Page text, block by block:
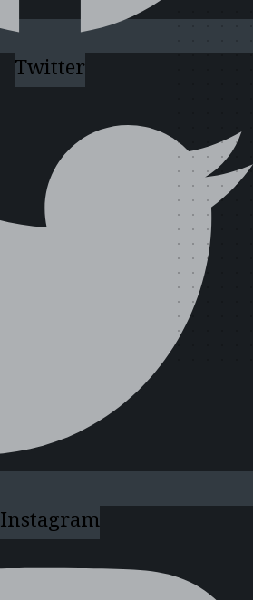
Twitter
Instagram